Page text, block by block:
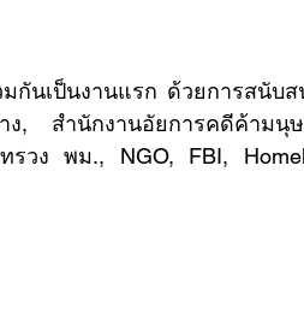
ง, สำนักงานอัยการคดีค้าม
รวง พม., NGO, FBI,